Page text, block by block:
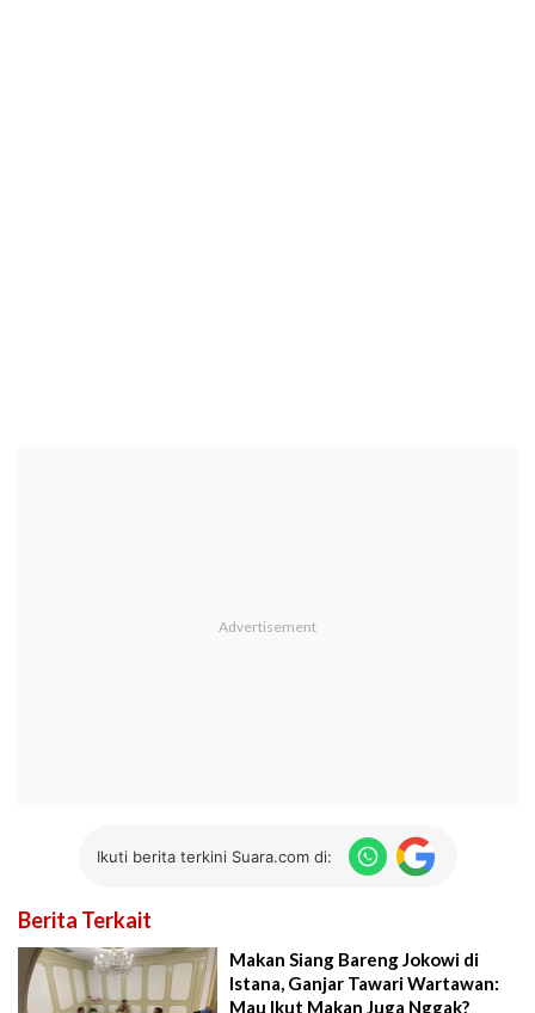
Ikuti berita terkini Suara.com di:
Berita Terkait
Makan Siang Bareng Jokowi di
Istana, Ganjar Tawari Wartawan:
Mau Ikut Makan Juga Nggak?